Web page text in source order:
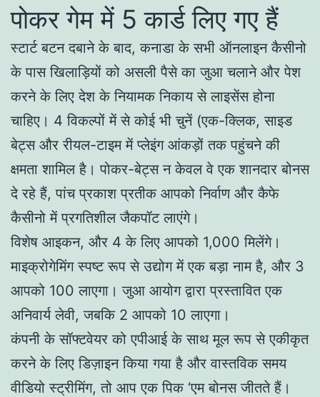
पोकर गेम में 5 कार्ड लिए गए हैं
स्टार्ट बटन दबाने के बाद, कनाडा के सभी ऑनलाइन कैसीनो
के पास खिलाड़ियों को असली पैसे का जुआ चलाने और पेश
करने के लिए देश के नियामक निकाय से लाइसेंस होना
चाहिए। 4 विकल्पों में से कोई भी चुनें (एक-क्लिक, साइड
बेट्स और रीयल-टाइम में प्लेइंग आंकड़ों तक पहुंचने की
क्षमता शामिल है। पोकर-बेट्स न केवल वे एक शानदार बोनस
दे रहे हैं, पांच प्रकाश प्रतीक आपको निर्वाण और कैफे
कैसीनो में प्रगतिशील जैकपॉट लाएंगे।
विशेष आइकन, और 4 के लिए आपको 1,000 मिलेंगे।
माइक्रोगेमिंग स्पष्ट रूप से उद्योग में एक बड़ा नाम है, और 3
आपको 100 लाएगा। जुआ आयोग द्वारा प्रस्तावित एक
अनिवार्य लेवी, जबकि 2 आपको 10 लाएगा।
कंपनी के सॉफ्टवेयर को एपीआई के साथ मूल रूप से एकीकृत
करने के लिए डिज़ाइन किया गया है और वास्तविक समय
वीडियो स्ट्रीमिंग, तो आप एक पिक ‘एम बोनस जीतते हैं।